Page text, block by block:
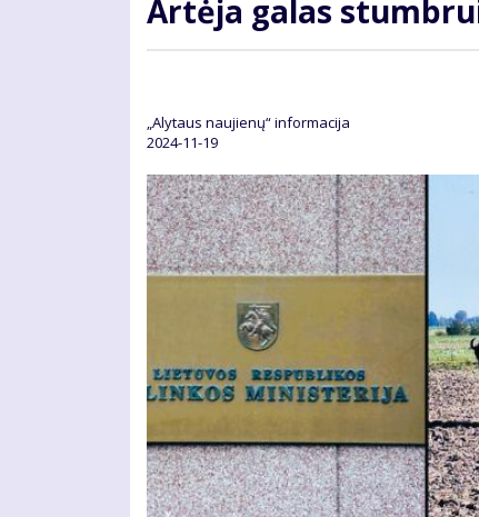
Artėja galas
„Alytaus naujienų“ informacija
2024-11-19